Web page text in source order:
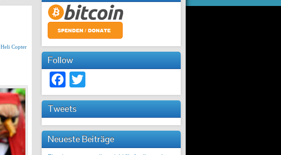
Heli Copter
Follow
Facebook
Tweets
Neueste Beiträge